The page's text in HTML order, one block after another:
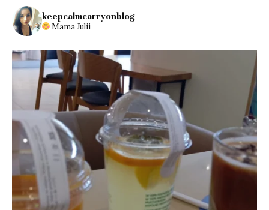
keepcalmcarryonblog
Mama Julii